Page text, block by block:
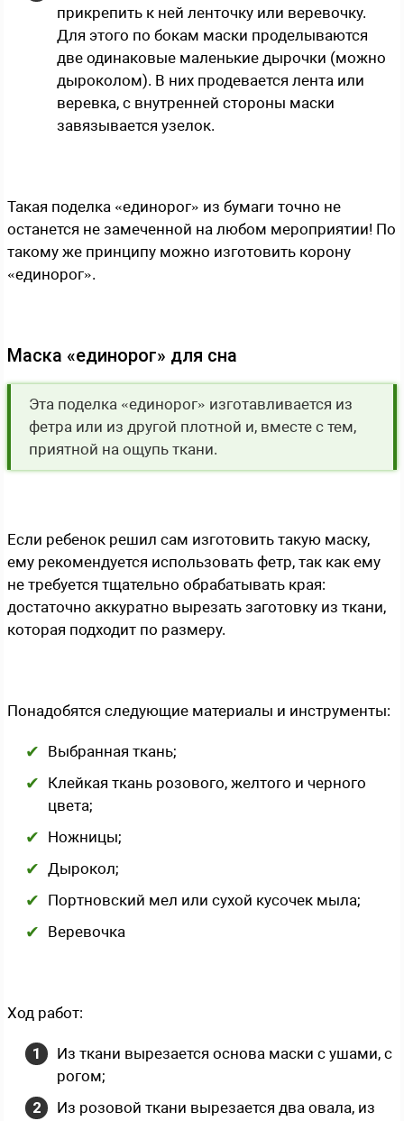
прикрепить к ней ленточку или веревочку.
Для этого по бокам маски проделываются
две одинаковые маленькие дырочки (можно
дыроколом). В них продевается лента или
веревка, с внутренней стороны маски
завязывается узелок.
Такая поделка «единорог» из бумаги точно не
останется не замеченной на любом мероприятии! По
такому же принципу можно изготовить корону
«единорог».
Маска «единорог» для сна
Эта поделка «единорог» изготавливается из
фетра или из другой плотной и, вместе с тем,
приятной на ощупь ткани.
Если ребенок решил сам изготовить такую маску,
ему рекомендуется использовать фетр, так как ему
не требуется тщательно обрабатывать края:
достаточно аккуратно вырезать заготовку из ткани,
которая подходит по размеру.
Понадобятся следующие материалы и инструменты:
Выбранная ткань;
Клейкая ткань розового, желтого и черного
цвета;
Ножницы;
Дырокол;
Портновский мел или сухой кусочек мыла;
Веревочка
Ход работ:
Из ткани вырезается основа маски с ушами, с
рогом;
Из розовой ткани вырезается два овала, из